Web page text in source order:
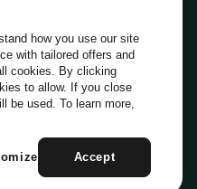
how you use our site
with tailored offers and
cookies. By clicking
to allow. If you close
be used. To learn more,
Accept